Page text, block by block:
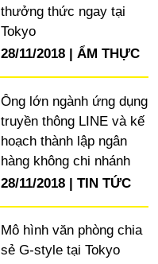
thưởng thức ngay tại
Tokyo
28/11/2018
ẨM THỰC
Ông lớn ngành ứng dụng
truyền thông LINE và kế
hoạch thành lập ngân
hàng không chi nhánh
28/11/2018
TIN TỨC
Mô hình văn phòng chia
sẻ G-style tại Tokyo